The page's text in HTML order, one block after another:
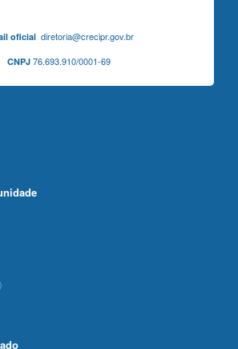
oficialdiretoria@crecipr.gov.br
CNPJ76.693.910/0001-69